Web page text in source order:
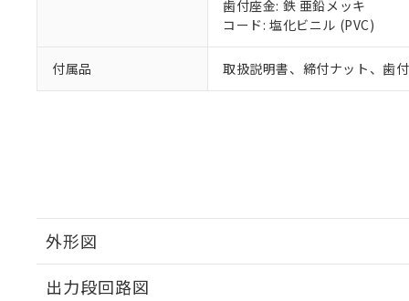
歯付座金: 鉄 亜鉛メッキ
コード: 塩化ビニル (PVC)
付属品 取扱説明書、締付ナット、歯
外形図
出力段回路図